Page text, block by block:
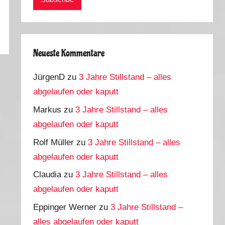
Neueste Kommentare
JürgenD zu3 Jahre Stillstand – alles
abgelaufen oder kaputt
Markus zu3 Jahre Stillstand – alles
abgelaufen oder kaputt
Rolf Müller zu3 Jahre Stillstand – alles
abgelaufen oder kaputt
Claudiazu3 Jahre Stillstand – alles
abgelaufen oder kaputt
Eppinger Werner zu3 Jahre Stillstand –
alles abgelaufen oder kaputt